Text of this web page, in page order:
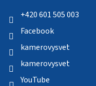
+420 601 505 003
Facebook
kamerovysvet
kamerovysvet
YouTube